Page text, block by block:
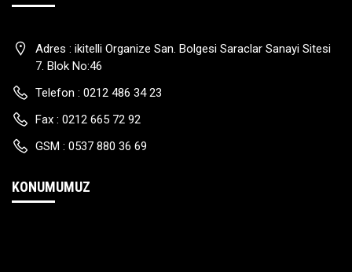
Adres : ikitelli Organize San. Bolgesi Saraclar Sanayi Sitesi
7. Blok No:46
Telefon : 0212 486 34 23
Fax : 0212 665 72 92
GSM : 0537 880 36 69
KONUMUMUZ